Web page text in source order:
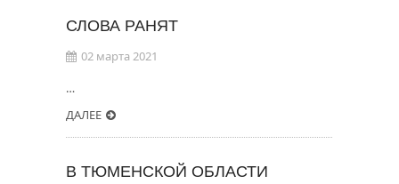
СЛОВА РАНЯТ
02 марта 2021
…
ДАЛЕЕ
В ТЮМЕНСКОЙ ОБЛАСТИ